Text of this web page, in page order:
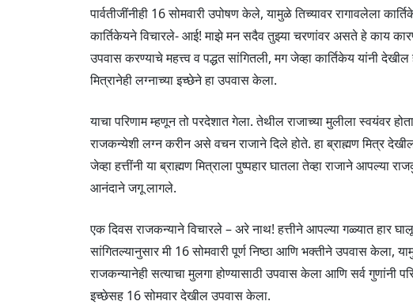
पार्वतीजींनीही 16 सोमवारी उपोषण केले, यामुळे तिच्यावर रागावलेला
कार्तिकेयने विचारले- आई! माझे मन सदैव तुझ्या चरणांवर असते हे काय
उपवास करण्याचे महत्त्व व पद्धत सांगितली, मग जेव्हा कार्तिकेय यांनी
मित्रानेही लग्नाच्या इच्छेने हा उपवास केला.
याचा परिणाम म्हणून तो परदेशात गेला. तेथील राजाच्या मुलीला स्वयंवर
राजकन्येशी लग्न करीन असे वचन राजाने दिले होते. हा ब्राह्मण मित्र
जेव्हा हत्तींनी या ब्राह्मण मित्राला पुष्पहार घातला तेव्हा राजाने
आनंदाने जगू लागले.
एक दिवस राजकन्याने विचारले – अरे नाथ! हत्तीने आपल्या गळ्यात हार
सांगितल्यानुसार मी 16 सोमवारी पूर्ण निष्ठा आणि भक्तीने उपवास केला,
राजकन्यानेही सत्याचा मुलगा होण्यासाठी उपवास केला आणि सर्व गुणांनी
इच्छेसह 16 सोमवार देखील उपवास केला.